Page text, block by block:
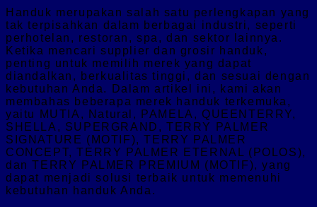
Handuk merupakan salah satu perlengkapan yang
tak terpisahkan dalam berbagai industri, seperti
perhotelan, restoran, spa, dan sektor lainnya.
Ketika mencari supplier dan grosir handuk,
penting untuk memilih merek yang dapat
diandalkan, berkualitas tinggi, dan sesuai dengan
kebutuhan Anda. Dalam artikel ini, kami akan
membahas beberapa merek handuk terkemuka,
yaitu MUTIA, Natural, PAMELA, QUEENTERRY,
SHELLA, SUPERGRAND, TERRY PALMER
SIGNATURE (MOTIF), TERRY PALMER
CONCEPT, TERRY PALMER ETERNAL (POLOS),
dan TERRY PALMER PREMIUM (MOTIF), yang
dapat menjadi solusi terbaik untuk memenuhi
kebutuhan handuk Anda.